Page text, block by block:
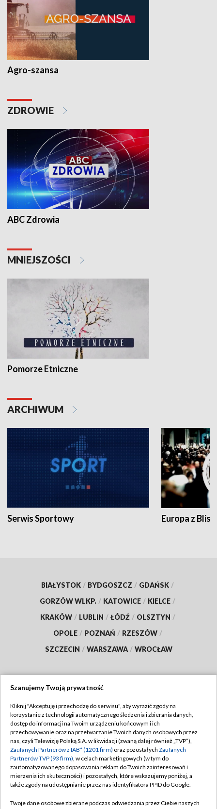
Agro-szansa
ZDROWIE
ABC Zdrowia
MNIEJSZOŚCI
Pomorze Etniczne
ARCHIWUM
Serwis Sportowy Europa z
BIAŁYSTOK / BYDGOSZCZ / GDAŃSK /
GORZÓW WLKP. / KATOWICE / KIELCE /
KRAKÓW / LUBLIN / ŁÓDŹ / OLSZTYN /
OPOLE / POZNAŃ / RZESZÓW /
SZCZECIN / WARSZAWA / WROCŁAW
TVP
Abonament TVP
Emisja w TVP
Centrum informacji TVP
Naziemna Telewizja Cyfrowa
Regulamin TVP
Polityka prywatności
Moje zgody
Pomoc
Szanujemy Twoją prywatność
Kliknij "Akceptuję i przechodzę do serwisu", aby wyrazić zgody na
korzystanie z technologii automatycznego śledzenia i zbierania danych,
dostęp do informacji na Twoim urządzeniu końcowym i ich
przechowywanie oraz na przetwarzanie Twoich danych osobowych przez
nas, czyli Telewizję Polską S.A. w likwidacji (zwaną dalej również „TVP”),
Zaufanych Partnerów z IAB* (1201 firm) oraz pozostałych Zaufanych
Partnerów TVP (93 firm), w celach marketingowych (w tym do
zautomatyzowanego dopasowania reklam do Twoich zainteresowań i
mierzenia ich skuteczności) i pozostałych, które wskazujemy poniżej, a
także zgody na udostępnianie przez nas identyfikatora PPID do Google.
Twoje dane osobowe zbierane podczas odwiedzania przez Ciebie naszych